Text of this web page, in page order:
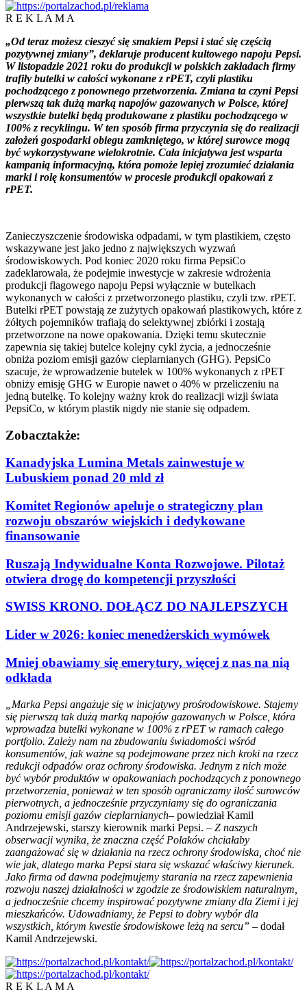
R E K L A M A
„Od teraz możesz cieszyć się smakiem Pepsi i stać się częścią
pozytywnej zmiany”, deklaruje producent kultowego napoju Pepsi.
W listopadzie 2021 roku do produkcji w polskich zakładach firmy
trafiły butelki w całości wykonane z rPET, czyli plastiku
pochodzącego z ponownego przetworzenia. Zmiana ta czyni Pepsi
pierwszą tak dużą marką napojów gazowanych w Polsce, której
wszystkie butelki będą produkowane z plastiku pochodzącego w
100% z recyklingu. W ten sposób firma przyczynia się do realizacji
założeń gospodarki obiegu zamkniętego, w której surowce mogą
być wykorzystywane wielokrotnie. Cała inicjatywa jest wsparta
kampanią informacyjną, która pomoże lepiej zrozumieć działania
marki i rolę konsumentów w procesie produkcji opakowań z
rPET.
Zanieczyszczenie środowiska odpadami, w tym plastikiem, często
wskazywane jest jako jedno z największych wyzwań
środowiskowych. Pod koniec 2020 roku firma PepsiCo
zadeklarowała, że podejmie inwestycje w zakresie wdrożenia
produkcji flagowego napoju Pepsi wyłącznie w butelkach
wykonanych w całości z przetworzonego plastiku, czyli tzw. rPET.
Butelki rPET powstają ze zużytych opakowań plastikowych, które z
żółtych pojemników trafiają do selektywnej zbiórki i zostają
przetworzone na nowe opakowania. Dzięki temu skutecznie
zapewnia się takiej butelce kolejny cykl życia, a jednocześnie
obniża poziom emisji gazów cieplarnianych (GHG). PepsiCo
szacuje, że wprowadzenie butelek w 100% wykonanych z rPET
obniży emisję GHG w Europie nawet o 40% w przeliczeniu na
jedną butelkę. To kolejny ważny krok do realizacji wizji świata
PepsiCo, w którym plastik nigdy nie stanie się odpadem.
Zobacztakże:
Kanadyjska Lumina Metals zainwestuje w
Lubuskiem ponad 20 mld zł
Komitet Regionów apeluje o strategiczny plan
rozwoju obszarów wiejskich i dedykowane
finansowanie
Ruszają Indywidualne Konta Rozwojowe. Pilotaż
otwiera drogę do kompetencji przyszłości
SWISS KRONO. DOŁĄCZ DO NAJLEPSZYCH
Lider w 2026: koniec menedżerskich wymówek
Mniej obawiamy się emerytury, więcej z nas na nią
odkłada
„Marka Pepsi angażuje się w inicjatywy prośrodowiskowe. Stajemy
się pierwszą tak dużą marką napojów gazowanych w Polsce, która
wprowadza butelki wykonane w 100% z rPET w ramach całego
portfolio. Zależy nam na zbudowaniu świadomości wśród
konsumentów, jak ważne są podejmowane przez nich kroki na rzecz
redukcji odpadów oraz ochrony środowiska. Jednym z nich może
być wybór produktów w opakowaniach pochodzących z ponownego
przetworzenia, ponieważ w ten sposób ograniczamy ilość surowców
pierwotnych, a jednocześnie przyczyniamy się do ograniczania
poziomu emisji gazów cieplarnianych– powiedział Kamil
Andrzejewski, starszy kierownik marki Pepsi. – Z naszych
obserwacji wynika, że znaczna część Polaków chciałaby
zaangażować się w działania na rzecz ochrony środowiska, choć nie
wie jak, dlatego marka Pepsi stara się wskazać właściwy kierunek.
Jako firma od dawna podejmujemy starania na rzecz zapewnienia
rozwoju naszej działalności w zgodzie ze środowiskiem naturalnym,
a jednocześnie chcemy inspirować pozytywne zmiany dla Ziemi i jej
mieszkańców. Udowadniamy, że Pepsi to dobry wybór dla
wszystkich, którym kwestie środowiskowe leżą na sercu” – dodał
Kamil Andrzejewski.
R E K L A M A